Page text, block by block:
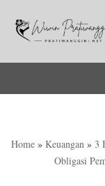
Lompat
Home» Keuangan» 3
Obligasi